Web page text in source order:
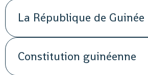
La République de Guinée
Constitution guinéenne